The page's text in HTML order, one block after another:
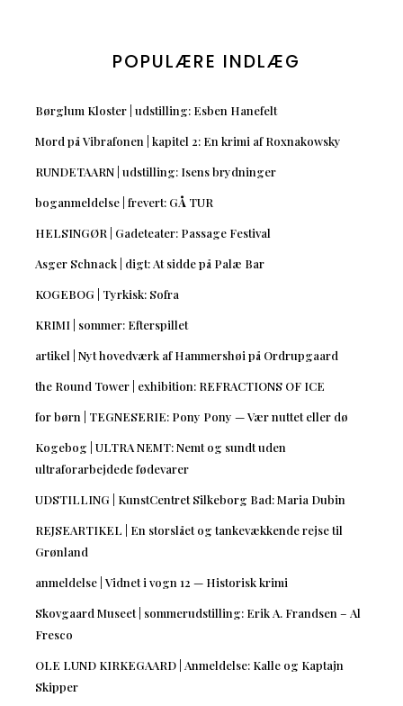
POPULÆRE INDLÆG
Børglum Kloster | udstilling: Esben Hanefelt
Mord på Vibrafonen | kapitel 2: En krimi af Roxnakowsky
RUNDETAARN | udstilling: Isens brydninger
boganmeldelse | frevert: GÅ TUR
HELSINGØR | Gadeteater: Passage Festival
Asger Schnack | digt: At sidde på Palæ Bar
KOGEBOG | Tyrkisk: Sofra
KRIMI | sommer: Efterspillet
artikel | Nyt hovedværk af Hammershøi på Ordrupgaard
the Round Tower | exhibition: REFRACTIONS OF ICE
for børn | TEGNESERIE: Pony Pony — Vær nuttet eller dø
Kogebog | ULTRA NEMT: Nemt og sundt uden
ultraforarbejdede fødevarer
UDSTILLING | KunstCentret Silkeborg Bad: Maria Dubin
REJSEARTIKEL | En storslået og tankevækkende rejse til
Grønland
anmeldelse | Vidnet i vogn 12 — Historisk krimi
Skovgaard Museet | sommerudstilling: Erik A. Frandsen – Al
Fresco
OLE LUND KIRKEGAARD | Anmeldelse: Kalle og Kaptajn
Skipper